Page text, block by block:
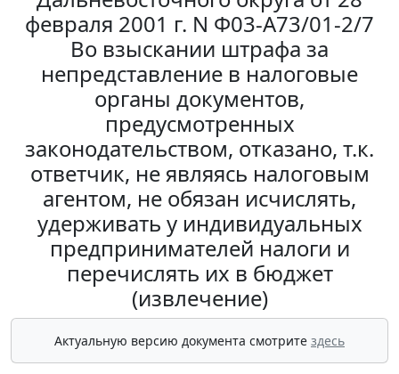
февраля 2001 г. N Ф03-А73/01-2/7
Во взыскании штрафа за
непредставление в налоговые
органы документов,
предусмотренных
законодательством, отказано, т.к.
ответчик, не являясь налоговым
агентом, не обязан исчислять,
удерживать у индивидуальных
предпринимателей налоги и
перечислять их в бюджет
(извлечение)
Актуальную версию документа смотрите здесь